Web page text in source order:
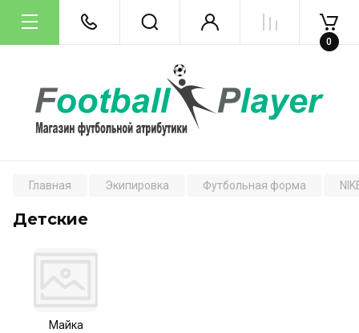
0
Главная Экипировка Футбольная форма
Детские
Майка